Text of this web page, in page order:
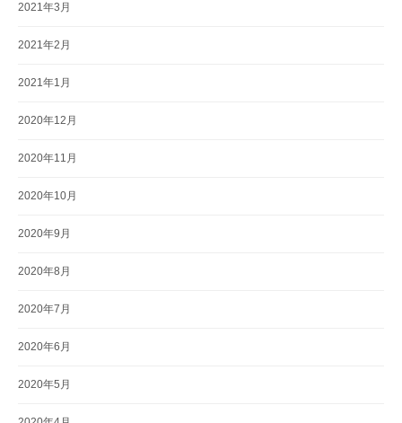
2021年3月
2021年2月
2021年1月
2020年12月
2020年11月
2020年10月
2020年9月
2020年8月
2020年7月
2020年6月
2020年5月